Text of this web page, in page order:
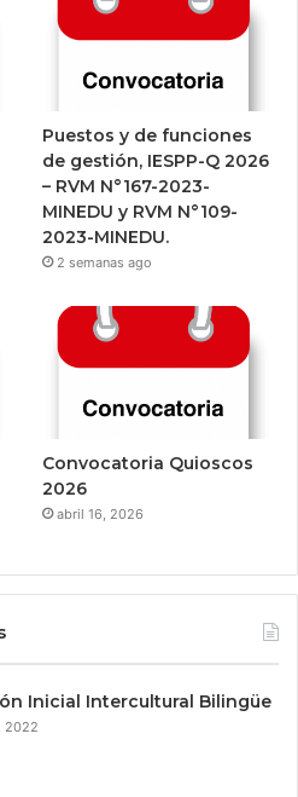
Puestos y de funciones
de gestión, IESPP-Q 2026
– RVM N°167-2023-
MINEDU y RVM N°109-
2023-MINEDU.
2 semanas ago
Convocatoria Quioscos
2026
abril 16, 2026
Inicial Intercultural Bilingüe
2022